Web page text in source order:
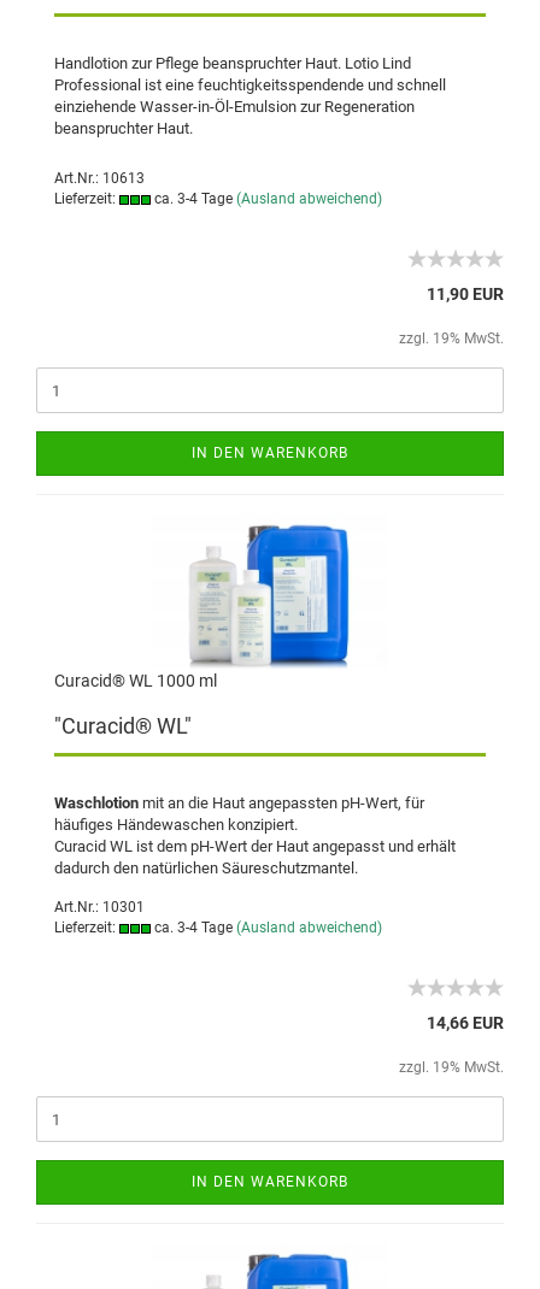
Handlotion zur Pflege beanspruchter Haut. Lotio Lind
Professional ist eine feuchtigkeitsspendende und schnell
einziehende Wasser-in-Öl-Emulsion zur Regeneration
beanspruchter Haut.
Art.Nr.: 10613
Lieferzeit:
ca. 3-4 Tage (Ausland abweichend)
11,90 EUR
zzgl. 19% MwSt.
IN DEN WARENKORB
Curacid® WL 1000 ml
"Curacid® WL"
Waschlotion mit an die Haut angepassten pH-Wert, für
häufiges Händewaschen konzipiert.
Curacid WL ist dem pH-Wert der Haut angepasst und erhält
dadurch den natürlichen Säureschutzmantel.
Art.Nr.: 10301
Lieferzeit:
ca. 3-4 Tage (Ausland abweichend)
14,66 EUR
zzgl. 19% MwSt.
IN DEN WARENKORB